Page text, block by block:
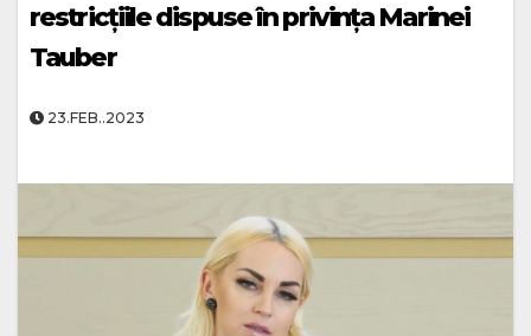
restricțiile dispuse în privința Marinei
Tauber
23.FEB..2023